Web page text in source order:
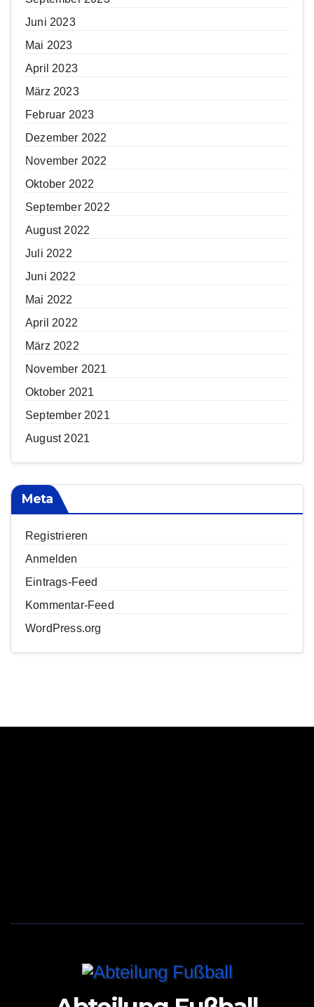
Juni 2023
Mai 2023
April 2023
März 2023
Februar 2023
Dezember 2022
November 2022
Oktober 2022
September 2022
August 2022
Juli 2022
Juni 2022
Mai 2022
April 2022
März 2022
November 2021
Oktober 2021
September 2021
August 2021
Meta
Registrieren
Anmelden
Eintrags-Feed
Kommentar-Feed
WordPress.org